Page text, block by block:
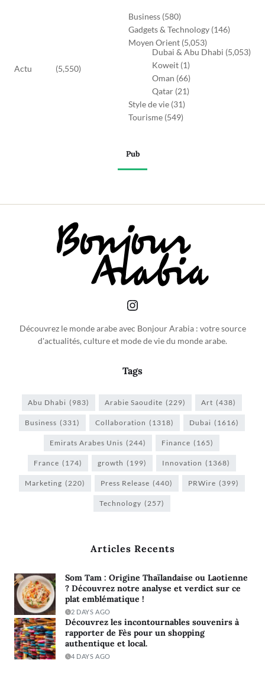
Actu (5,550)
Business (580)
Gadgets & Technology (146)
Moyen Orient (5,053)
Dubai & Abu Dhabi (5,053)
Koweit (1)
Oman (66)
Qatar (21)
Style de vie (31)
Tourisme (549)
Pub
Découvrez le monde arabe avec Bonjour Arabia : votre source
d'actualités, culture et mode de vie du monde arabe.
Tags
Abu Dhabi (983) Arabie Saoudite (229) Art (438)
Business (331) Collaboration (1318) Dubai (1616)
Emirats Arabes Unis (244) Finance (165)
France (174) growth (199) Innovation (1368)
Marketing (220) Press Release (440) PRWire (399)
Technology (257)
Articles Recents
Som Tam : Origine Thaïlandaise ou Laotienne
? Découvrez notre analyse et verdict sur ce
plat emblématique !
2 DAYS AGO
Découvrez les incontournables souvenirs à
rapporter de Fès pour un shopping
authentique et local.
4 DAYS AGO